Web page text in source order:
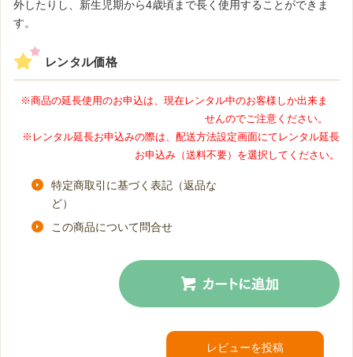
外したりし、新生児期から4歳頃まで長く使用することができま
す。
レンタル価格
※商品の延長使用のお申込は、現在レンタル中のお客様しか出来ま
せんのでご注意ください。
※レンタル延長お申込みの際は、配送方法設定画面にてレンタル延長
お申込み（送料不要）を選択してください。
特定商取引に基づく表記（返品な
ど）
この商品について問合せ
レビューを投稿